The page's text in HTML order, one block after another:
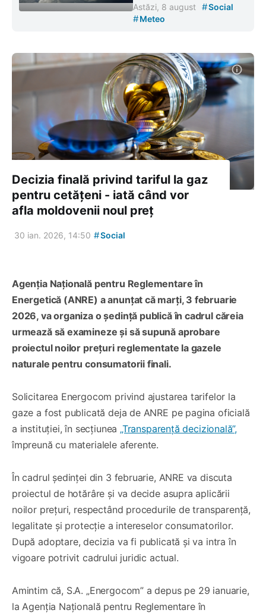
Astăzi, 8 august #Social
#Meteo
Decizia finală privind tariful la gaz
pentru cetățeni - iată când vor
afla moldovenii noul preț
30 ian. 2026, 14:50 #Social
Agenția Națională pentru Reglementare în
Energetică (ANRE) a anunțat că marți, 3 februarie
2026, va organiza o ședință publică în cadrul căreia
urmează să examineze și să supună aprobare
proiectul noilor prețuri reglementate la gazele
naturale pentru consumatorii finali.
Solicitarea Energocom privind ajustarea tarifelor la
gaze a fost publicată deja de ANRE pe pagina oficială
a instituției, în secțiunea „Transparență decizională”,
împreună cu materialele aferente.
În cadrul ședinței din 3 februarie, ANRE va discuta
proiectul de hotărâre și va decide asupra aplicării
noilor prețuri, respectând procedurile de transparență,
legalitate și protecție a intereselor consumatorilor.
După adoptare, decizia va fi publicată și va intra în
vigoare potrivit cadrului juridic actual.
Amintim că, S.A. „Energocom” a depus pe 29 ianuarie,
la Agenția Națională pentru Reglementare în